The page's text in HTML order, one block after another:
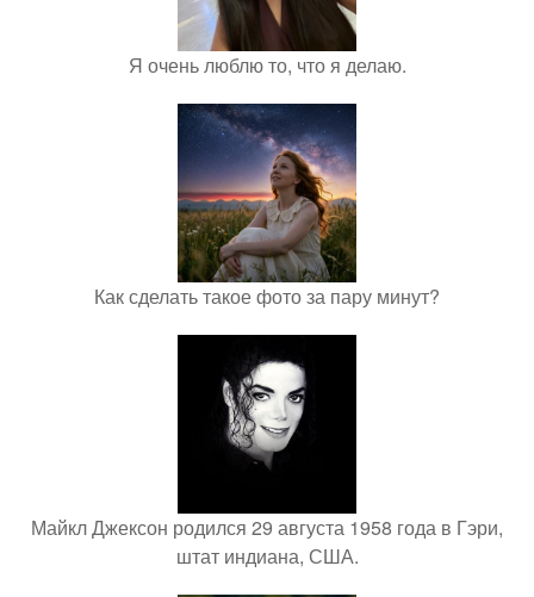
Я очень люблю то, что я делаю.
Как сделать такое фото за пару минут?
Майкл Джексон родился 29 августа 1958 года в Гэри,
штат индиана, США.